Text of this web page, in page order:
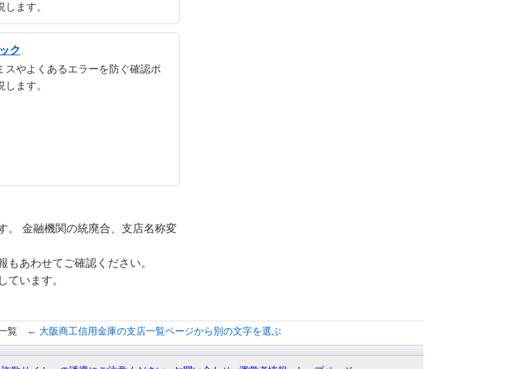
ます。
ク
スやよくあるエラーを防ぐ確認ポ
ます。
。 金融機関の統廃合、支店名称変
あわせてご確認ください。
います。
覧 ← 大阪商工信用金庫の支店一覧ページから別の文字を選ぶ